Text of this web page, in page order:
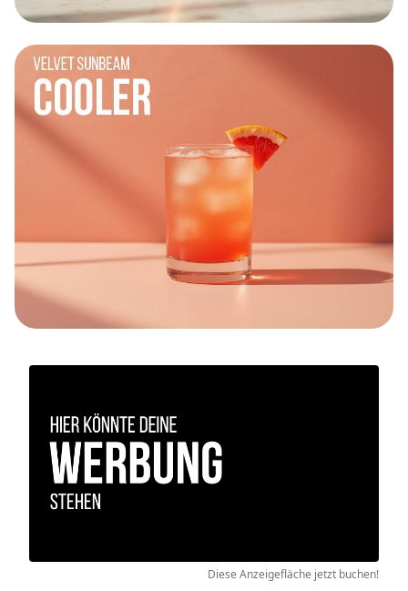
Diese Anzeigefläche jetzt buchen!